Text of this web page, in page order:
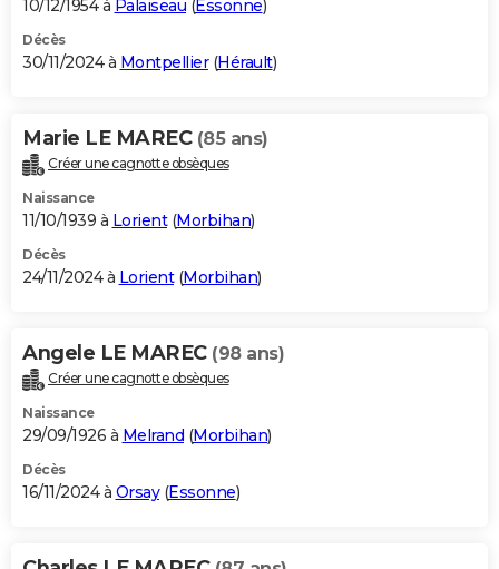
10/12/1954 à Palaiseau (Essonne)
Décès
30/11/2024 à Montpellier(Hérault)
Marie LE MAREC (85 ans)
Créer une cagnotte obsèques
Naissance
11/10/1939 à Lorient(Morbihan)
Décès
24/11/2024 à Lorient(Morbihan)
Angele LE MAREC (98 ans)
Créer une cagnotte obsèques
Naissance
29/09/1926 à Melrand (Morbihan)
Décès
16/11/2024 à Orsay(Essonne)